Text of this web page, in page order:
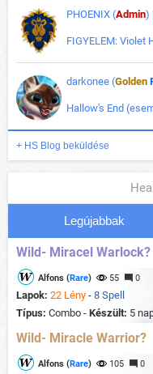
PHOENIX (Admin)
FIGYELEM: Violet
darkonee (Golden
Hallow's End
+ HS Blog beküldése
Legújabbak
Wild- Miracel Warlock?
Alfons (Rare) 55 0
Lapok: 22 Lény - 8 Spell
Típus: Combo - Készült: 5
Wild- Miracle Warrior?
Alfons (Rare) 105 0